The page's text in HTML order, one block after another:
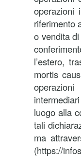
operazioni
riferimento
o vendita
l’estero,
mortis
luogo alla
tali
ma
(https://